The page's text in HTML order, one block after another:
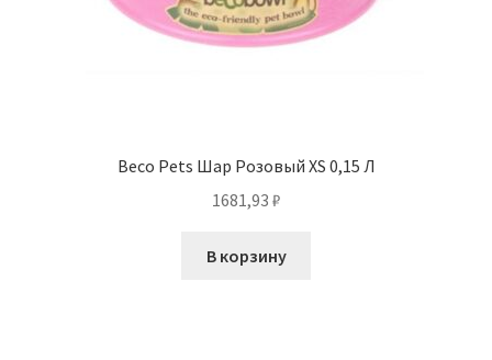
Beco Pets Шар Розовый XS 0,15 Л
1681,93 ₽
В корзину